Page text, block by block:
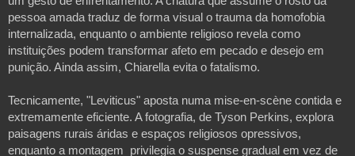
pessoa amada traduz de forma visual o trauma da homofobia
internalizada, enquanto o ambiente religioso revela como
instituições podem transformar afeto em pecado e desejo em
punição. Ainda assim, Chiarella evita o fatalismo.
Tecnicamente, "Leviticus" aposta numa mise-en-scène contida e
extremamente eficiente. A fotografia, de Tyson Perkins, explora
paisagens rurais áridas e espaços religiosos opressivos,
enquanto a montagem  privilegia o suspense gradual em vez de